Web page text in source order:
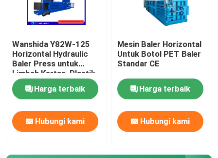
Wanshida Y82W-125
Horizontal Hydraulic
Baler Press untuk
Limbah Kertas, Plastik
& Botol PET
Harga terbaik
Hubungi kami
Mesin Baler Horizontal
Untuk Botol PET Baler
Standar CE
Harga terbaik
Hubungi kami